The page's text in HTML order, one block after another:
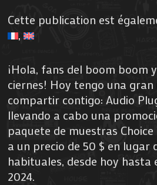
Cette publication est
¡Hola, fans del boom boom
ciernes! Hoy tengo una gran
compartir contigo: Audio
llevando a cabo una
paquete de muestras Choice
a un precio de 50 $ en lugar
habituales, desde hoy hasta
2024.